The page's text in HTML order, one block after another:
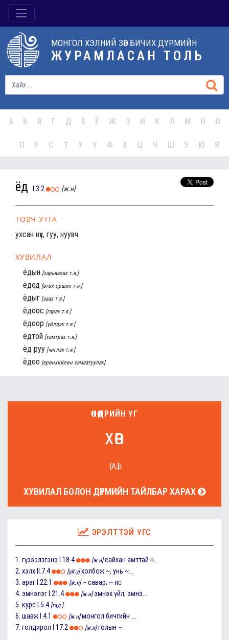
МОНГОЛ ХЭЛНИЙ ЗӨВ БИЧИХ ДҮРМИЙН
ЖУРАМЛАСАН ТОЛЬ
А Б В Г Д Е Ё Ж З И К Л М Н О
П Р С Т У Ү Ф Х Ц Ч Ш Э Ю Я
ёд I.3.2 [ж.н]
ТОВЧ УТГА
ухсан нүх, гуу, нуувч
ХУВИЛАЛ
ёдын [харьяалах т.я.]
ёдод [өгөх орших т.я.]
ёдыг [заах т.я.]
ёдоос [гарах т.я.]
ёдоор [үйлдэх т.я.]
ёдтой [хамтрах т.я.]
ёд руу [чиглэх т.я.]
ёдоо [ерөнхийлөн хамаатуулах]
ӨНӨӨДРИЙН ҮГ
хөв
[А.Ө]
ХУВИЛАЛ БОЛОН ДҮРМИЙН ТАЙЛБАР ХАРАХ
ЭРЭЛТТЭЙ ҮГС
1. гүзээлзгэнэ I.18.4 [ж.н] сайхан амттай н...
2. хэлх II.7.4 [үй.ү] холбож ~, унь ~...
3. араг I.22.1 [ж.н] ~ савар; ~ яс
4. эмнэлэг I.21.4 [ж.н] эмнэх үйл; эмнэ...
5. курс I.5.4 [гад.]
6. шавж I.4.1 [ж.н] монгол бичгийн ...
7. голдирол I.17.2 [ж.н] голын ~